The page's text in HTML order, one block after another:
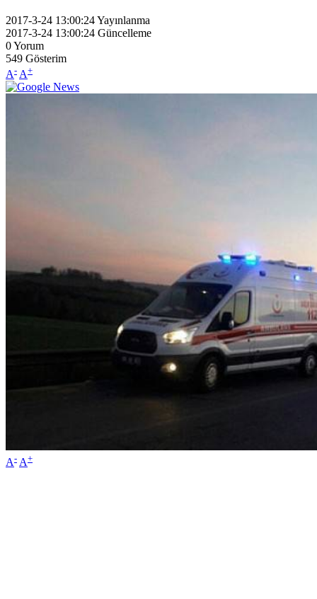
2017-3-24 13:00:24Yayınlanma
2017-3-24 13:00:24 Güncelleme
0Yorum
549 Gösterim
A- A+
A- A+